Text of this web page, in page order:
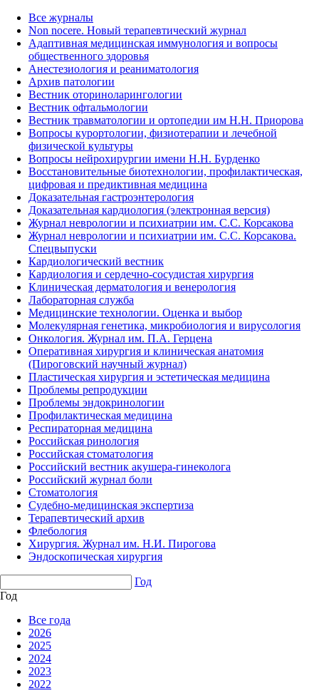
Все журналы
Non nocere. Новый терапевтический журнал
Адаптивная медицинская иммунология и вопросы
общественного здоровья
Анестезиология и реаниматология
Архив патологии
Вестник оториноларингологии
Вестник офтальмологии
Вестник травматологии и ортопедии им Н.Н. Приорова
Вопросы курортологии, физиотерапии и лечебной
физической культуры
Вопросы нейрохирургии имени Н.Н. Бурденко
Восстановительные биотехнологии, профилактическая,
цифровая и предиктивная медицина
Доказательная гастроэнтерология
Доказательная кардиология (электронная версия)
Журнал неврологии и психиатрии им. С.С. Корсакова
Журнал неврологии и психиатрии им. С.С. Корсакова.
Спецвыпуски
Кардиологический вестник
Кардиология и сердечно-сосудистая хирургия
Клиническая дерматология и венерология
Лабораторная служба
Медицинские технологии. Оценка и выбор
Молекулярная генетика, микробиология и вирусология
Онкология. Журнал им. П.А. Герцена
Оперативная хирургия и клиническая анатомия
(Пироговский научный журнал)
Пластическая хирургия и эстетическая медицина
Проблемы репродукции
Проблемы эндокринологии
Профилактическая медицина
Респираторная медицина
Российская ринология
Российская стоматология
Российский вестник акушера-гинеколога
Российский журнал боли
Стоматология
Судебно-медицинская экспертиза
Терапевтический архив
Флебология
Хирургия. Журнал им. Н.И. Пирогова
Эндоскопическая хирургия
Год
Год
Все года
2026
2025
2024
2023
2022